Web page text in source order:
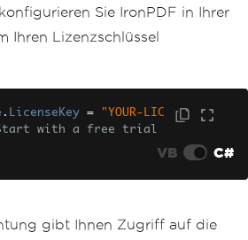
Sie IronPDF in Ihrer
Ihren Lizenzschlüssel
. LicenseKey =
"YOUR-LIC
with a free trial
VB C#
gibt Ihnen Zugriff auf die